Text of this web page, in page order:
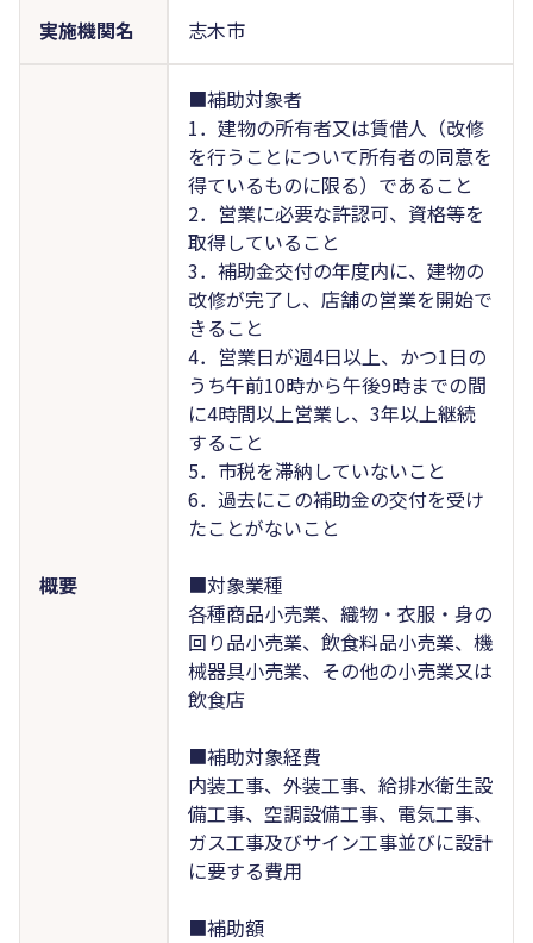
実施機関名 志木市
概要
■補助対象者
1．建物の所有者又は賃借人（改修
を行うことについて所有者の同意を
得ているものに限る）であること
2．営業に必要な許認可、資格等を
取得していること
3．補助金交付の年度内に、建物の
改修が完了し、店舗の営業を開始で
きること
4．営業日が週4日以上、かつ1日の
うち午前10時から午後9時までの間
に4時間以上営業し、3年以上継続
すること
5．市税を滞納していないこと
6．過去にこの補助金の交付を受け
たことがないこと
■対象業種
各種商品小売業、織物・衣服・身の
回り品小売業、飲食料品小売業、機
械器具小売業、その他の小売業又は
飲食店
■補助対象経費
内装工事、外装工事、給排水衛生設
備工事、空調設備工事、電気工事、
ガス工事及びサイン工事並びに設計
に要する費用
■補助額